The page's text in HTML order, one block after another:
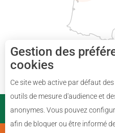
Gestion des
cookies
Ce site web active par défaut
outils de mesure d'audience et
anonymes. Vous pouvez
afin de bloquer ou être informé